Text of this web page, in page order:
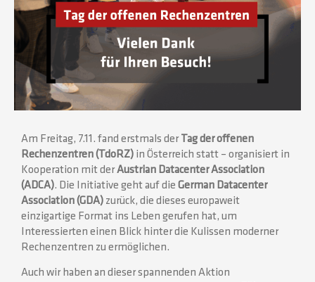
Am Freitag, 7.11. fand erstmals derTag der offenen
Rechenzentren (TdoRZ) in Österreich statt – organisiert in
Kooperation mit derAustrian Datacenter Association
(ADCA). Die Initiative geht auf die German Datacenter
Association (GDA) zurück, die dieses europaweit
einzigartige Format ins Leben gerufen hat, um
Interessierten einen Blick hinter die Kulissen moderner
Rechenzentren zu ermöglichen.
Auch wir haben an dieser spannenden Aktion